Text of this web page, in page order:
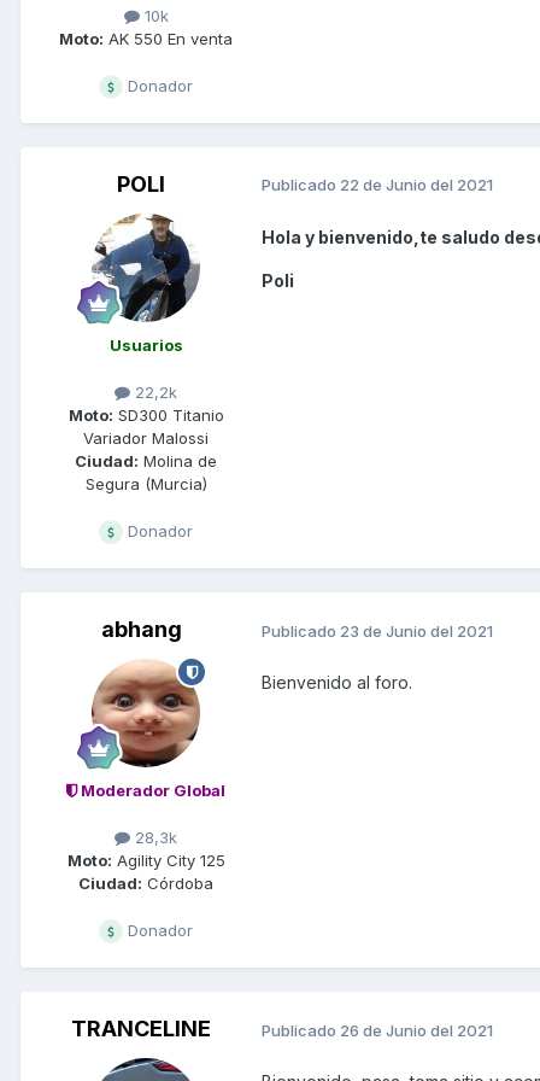
10k
Moto: AK 550 En venta
Donador
POLI
Usuarios
22,2k
Moto: SD300 Titanio
Variador Malossi
Ciudad: Molina de
Segura (Murcia)
Donador
Publicado 22 de Junio del 2021
Hola y bienvenido,te saludo
Poli
abhang
Moderador Global
28,3k
Moto: Agility City 125
Ciudad: Córdoba
Donador
Publicado 23 de Junio del 2021
Bienvenido al foro.
TRANCELINE Publicado 26 de Junio del 2021